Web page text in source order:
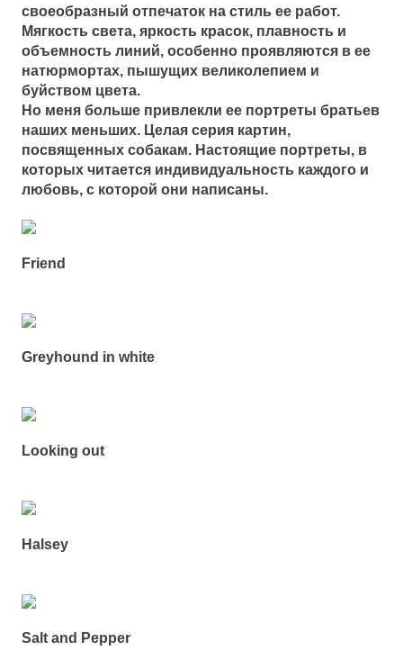
своеобразный отпечаток на стиль ее работ.
Мягкость света, яркость красок, плавность и
объемность линий, особенно проявляются в ее
натюрмортах, пышущих великолепием и
буйством цвета.
Но меня больше привлекли ее портреты братьев
наших меньших. Целая серия картин,
посвященных собакам. Настоящие портреты, в
которых читается индивидуальность каждого и
любовь, с которой они написаны.
Friend
Greyhound in white
Looking out
Halsey
Salt and Pepper